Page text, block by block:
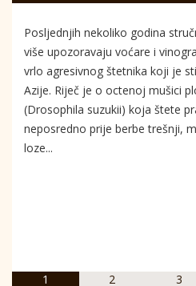
Posljednjih nekoliko godina
više upozoravaju voćare i
vrlo agresivnog štetnika koji je
Azije. Riječ je o octenoj mušici
(Drosophila suzukii) koja štete
neposredno prije berbe trešnji,
loze...
1 2 3